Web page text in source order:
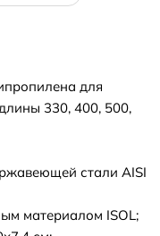
для
330, 400, 500,
стали AISI
материалом ISOL;